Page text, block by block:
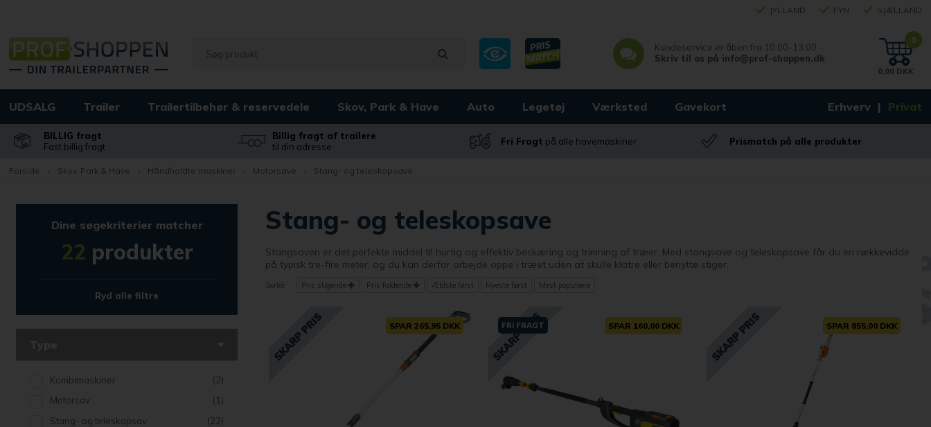
Erhverv Privat
JYLLAND FYN SJÆLLAND
Kundeservice er åben fra 10:00-13:00
Skriv til os på info@prof-shoppen.dk
0
0,00 DKK
UDSALG Trailer Trailertilbehør & reservedele Skov, Park & Have Auto Legetøj Værksted Gavekort
BILLIG fragt
Fast billig fragt
Billig fragt af trailere
til din adresse
Fri Fragt på alle havemaskiner Prismatch på alle produkter
Forside Skov, Park & Have Håndholdte maskiner Motorsave Stang- og teleskopsave
Dine søgekriterier matcher
22 produkter
Ryd alle filtre
Kombimaskiner
(2)
Motorsav
(1)
Stang- og teleskopsav
(22)
Stang- og teleskopsave
Stangsaven er det perfekte middel til hurtig og effektiv beskæring og trimning af træer. Med stangsave og teleskopsave får du en rækkevidde
på typisk tre-fire meter, og du kan derfor arbejde oppe i træet uden at skulle klatre eller benytte stiger.
Sortér Pris stigende Pris faldende Ældste først Nyeste først Mest populære
SPAR 265,95 DKK FRI FRAGT SPAR 160,00 DKK SPAR 855,00 DKK